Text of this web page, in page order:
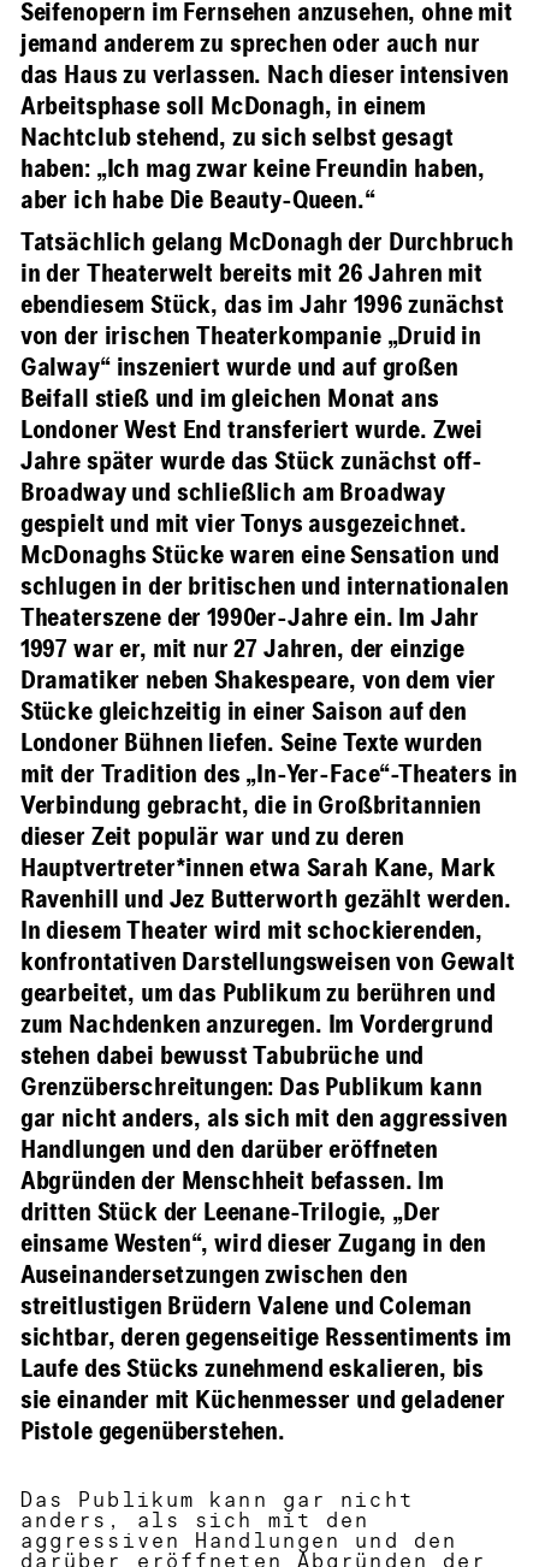
Seifenopern im Fernsehen anzusehen, ohne mit
jemand anderem zu sprechen oder auch nur
das Haus zu verlassen. Nach dieser intensiven
Arbeitsphase soll McDonagh, in einem
Nachtclub stehend, zu sich selbst gesagt
haben: „Ich mag zwar keine Freundin haben,
aber ich habe Die Beauty-Queen.“
Das Publikum kann gar nicht
anders, als sich mit den
aggressiven Handlungen und den
darüber eröffneten Abgründen der
Tatsächlich gelang McDonagh der Durchbruch
in der Theaterwelt bereits mit 26 Jahren mit
ebendiesem Stück, das im Jahr 1996 zunächst
von der irischen Theaterkompanie „Druid in
Galway“ inszeniert wurde und auf großen
Beifall stieß und im gleichen Monat ans
Londoner West End transferiert wurde. Zwei
Jahre später wurde das Stück zunächst off-
Broadway und schließlich am Broadway
gespielt und mit vier Tonys ausgezeichnet.
McDonaghs Stücke waren eine Sensation und
schlugen in der britischen und internationalen
Theaterszene der 1990er-Jahre ein. Im Jahr
1997 war er, mit nur 27 Jahren, der einzige
Dramatiker neben Shakespeare, von dem vier
Stücke gleichzeitig in einer Saison auf den
Londoner Bühnen liefen. Seine Texte wurden
mit der Tradition des „In-Yer-Face“-Theaters in
Verbindung gebracht, die in Großbritannien
dieser Zeit populär war und zu deren
Hauptvertreter*innen etwa Sarah Kane, Mark
Ravenhill und Jez Butterworth gezählt werden.
In diesem Theater wird mit schockierenden,
konfrontativen Darstellungsweisen von Gewalt
gearbeitet, um das Publikum zu berühren und
zum Nachdenken anzuregen. Im Vordergrund
stehen dabei bewusst Tabubrüche und
Grenzüberschreitungen: Das Publikum kann
gar nicht anders, als sich mit den aggressiven
Handlungen und den darüber eröffneten
Abgründen der Menschheit befassen. Im
dritten Stück der Leenane-Trilogie, „Der
einsame Westen“, wird dieser Zugang in den
Auseinandersetzungen zwischen den
streitlustigen Brüdern Valene und Coleman
sichtbar, deren gegenseitige Ressentiments im
Laufe des Stücks zunehmend eskalieren, bis
sie einander mit Küchenmesser und geladener
Pistole gegenüberstehen.